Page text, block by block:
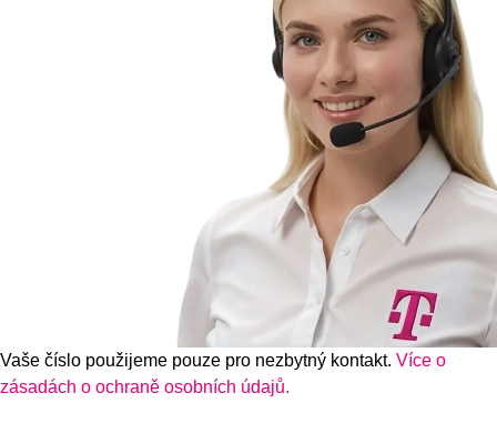
Vaše číslo použijeme pouze pro nezbytný kontakt. Více o
zásadách o ochraně osobních údajů.